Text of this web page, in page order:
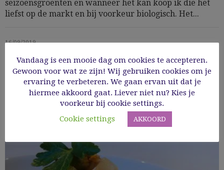
seizoensgroenten en wanneer het kan koop ik die het
liefst op de markt en bij voorkeur biologisch. Het...
16/09/2019
Read More
Vandaag is een mooie dag om cookies te accepteren.
Gewoon voor wat ze zijn! Wij gebruiken cookies om je
ervaring te verbeteren. We gaan ervan uit dat je
hiermee akkoord gaat. Liever niet nu? Kies je
voorkeur bij cookie settings.
Cookie settings
AKKOORD